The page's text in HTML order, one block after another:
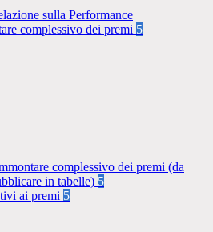
sulla Performance
complessivo dei premi 5
complessivo dei premi (da
in tabelle) 5
ai premi 5